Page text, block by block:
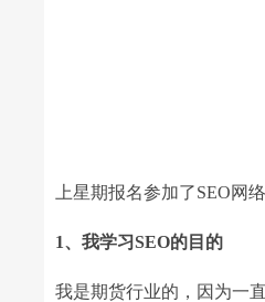
上星期报名参加了SEO网
1、我学习SEO的目的
我是期货行业的，因为一